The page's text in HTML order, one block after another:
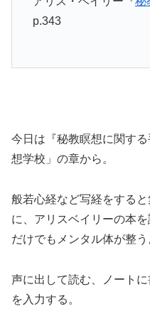
p.343
今日は『秘教瞑想に関す
想学校」の章から。
般若心経など写経をする
に、アリスベイリーの本
だけでもメンタル体が整う
声に出して読む、ノート
を入力する。